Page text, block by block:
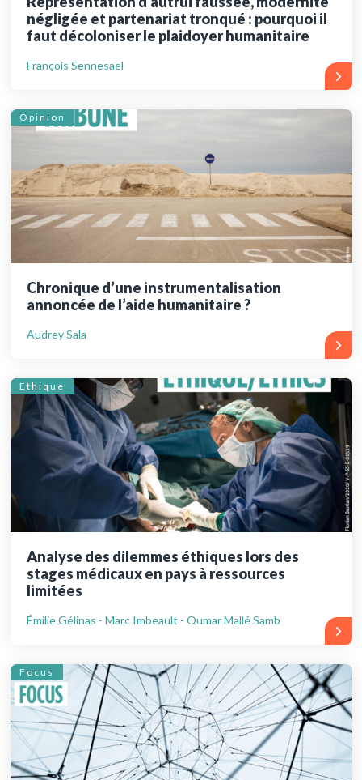
négligée et partenariat tronqué : pourquoi il
faut décoloniser le plaidoyer humanitaire
François Sennesael
Opinion
Chronique d’une instrumentalisation
annoncée de l’aide humanitaire ?
Audrey Sala
Ethique
Analyse des dilemmes éthiques lors des
stages médicaux en pays à ressources
limitées
Émilie Gélinas - Marc Imbeault - Oumar Mallé Samb
Focus